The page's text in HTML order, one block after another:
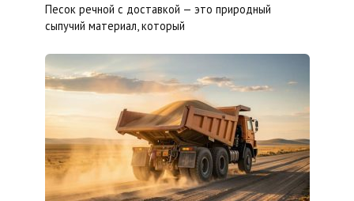
Песок речной с доставкой — это природный
сыпучий материал, который